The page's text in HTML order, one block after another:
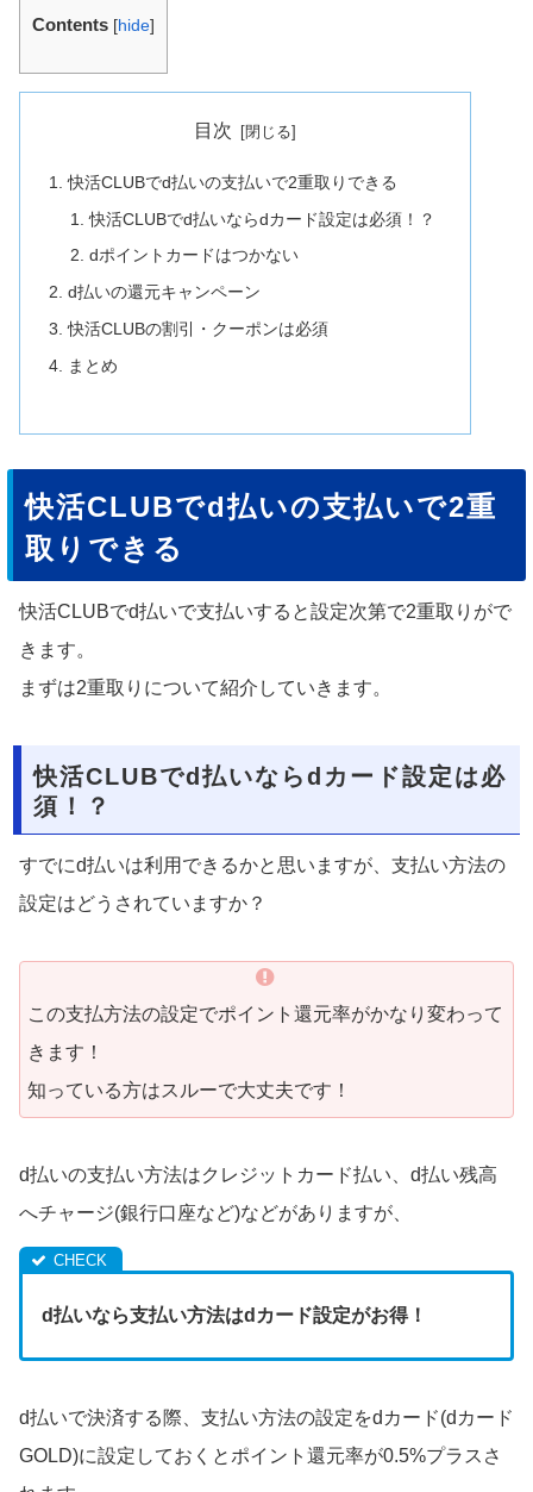
Contents [hide]
目次
快活CLUBでd払いの支払いで2重取りできる
快活CLUBでd払いならdカード設定は必須！？
dポイントカードはつかない
d払いの還元キャンペーン
快活CLUBの割引・クーポンは必須
まとめ
快活CLUBでd払いの支払いで2重
取りできる
快活CLUBでd払いで支払いすると設定次第で2重取りがで
きます。
まずは2重取りについて紹介していきます。
快活CLUBでd払いならdカード設定は必
須！？
すでにd払いは利用できるかと思いますが、支払い方法の
設定はどうされていますか？
この支払方法の設定でポイント還元率がかなり変わって
きます！
知っている方はスルーで大丈夫です！
d払いの支払い方法はクレジットカード払い、d払い残高
へチャージ(銀行口座など)などがありますが、
d払いなら支払い方法はdカード設定がお得！
d払いで決済する際、支払い方法の設定をdカード(dカード
GOLD)に設定しておくとポイント還元率が0.5%プラスさ